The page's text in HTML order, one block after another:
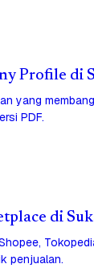
Profile di
yang
PDF.
di
penjualan.